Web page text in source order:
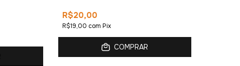
R$20,00
R$19,00 com Pix
COMPRAR